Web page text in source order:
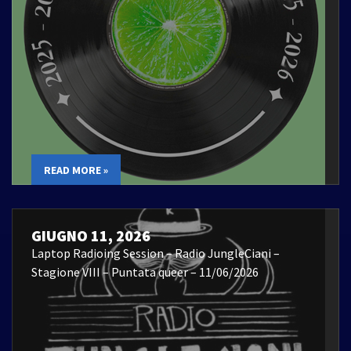
READ MORE »
GIUGNO 11, 2026
Laptop Radioing Session – Radio JungleCiani –
Stagione VIII – Puntata queer – 11/06/2026